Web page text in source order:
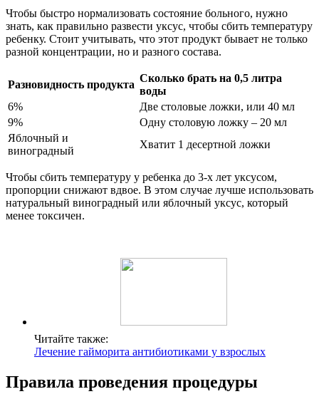
Чтобы быстро нормализовать состояние больного, нужно
знать, как правильно развести уксус, чтобы сбить температуру
ребенку. Стоит учитывать, что этот продукт бывает не только
разной концентрации, но и разного состава.
Разновидность продукта
Сколько брать на 0,5 литра
воды
6%
Две столовые ложки, или 40 мл
9%
Одну столовую ложку – 20 мл
Яблочный и
виноградный
Хватит 1 десертной ложки
Чтобы сбить температуру у ребенка до 3-х лет уксусом,
пропорции снижают вдвое. В этом случае лучше использовать
натуральный виноградный или яблочный уксус, который
менее токсичен.
Читайте также:
Лечение гайморита антибиотиками у взрослых
Правила проведения процедуры